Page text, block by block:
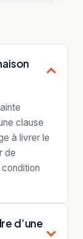
clause
à livrer le
de
d’une